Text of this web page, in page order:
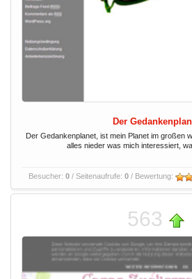
Der
Der Gedankenplanet, ist mein Planet im großen
alles nieder was mich interessiert,
Besucher: 0/ Seitenaufrufe: 0/ Bewertung:
563